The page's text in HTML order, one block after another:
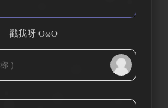
戳我呀 OωO
(=・ω・=)